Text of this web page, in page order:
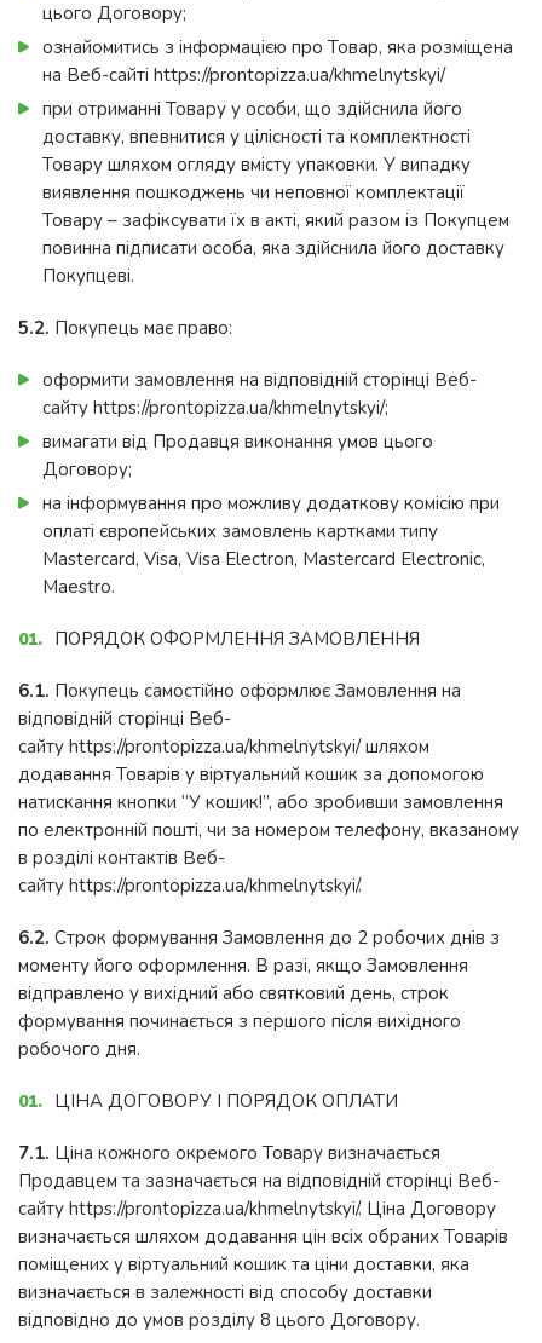
цього Договору;
ознайомитись з інформацією про Товар, яка розміщена
на Веб-сайті https://prontopizza.ua/khmelnytskyi/
при отриманні Товару у особи, що здійснила його
доставку, впевнитися у цілісності та комплектності
Товару шляхом огляду вмісту упаковки. У випадку
виявлення пошкоджень чи неповної комплектації
Товару – зафіксувати їх в акті, який разом із Покупцем
повинна підписати особа, яка здійснила його доставку
Покупцеві.
5.2. Покупець має право:
оформити замовлення на відповідній сторінці Веб-
сайту https://prontopizza.ua/khmelnytskyi/;
вимагати від Продавця виконання умов цього
Договору;
на інформування про можливу додаткову комісію при
оплаті європейських замовлень картками типу
Mastercard, Visa, Visa Electron, Mastercard Electronic,
Maestro.
ПОРЯДОК ОФОРМЛЕННЯ ЗАМОВЛЕННЯ
6.1. Покупець самостійно оформлює Замовлення на
відповідній сторінці Веб-
сайту https://prontopizza.ua/khmelnytskyi/ шляхом
додавання Товарів у віртуальний кошик за допомогою
натискання кнопки “У кошик!”, або зробивши замовлення
по електронній пошті, чи за номером телефону, вказаному
в розділі контактів Веб-
сайту https://prontopizza.ua/khmelnytskyi/.
6.2. Строк формування Замовлення до 2 робочих днів з
моменту його оформлення. В разі, якщо Замовлення
відправлено у вихідний або святковий день, строк
формування починається з першого після вихідного
робочого дня.
ЦІНА ДОГОВОРУ І ПОРЯДОК ОПЛАТИ
7.1. Ціна кожного окремого Товару визначається
Продавцем та зазначається на відповідній сторінці Веб-
сайту https://prontopizza.ua/khmelnytskyi/. Ціна Договору
визначається шляхом додавання цін всіх обраних Товарів
поміщених у віртуальний кошик та ціни доставки, яка
визначається в залежності від способу доставки
відповідно до умов розділу 8 цього Договору.